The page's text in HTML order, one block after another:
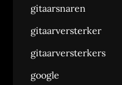
gitaarsnaren
gitaarversterker
gitaarversterkers
google